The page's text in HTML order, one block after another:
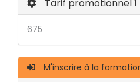
Tarif promotionnel 1
675
M'inscrire à la